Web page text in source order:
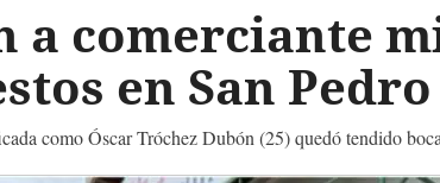
a comerciante
en San
como Óscar Tróchez Dubón (25) quedó tendido